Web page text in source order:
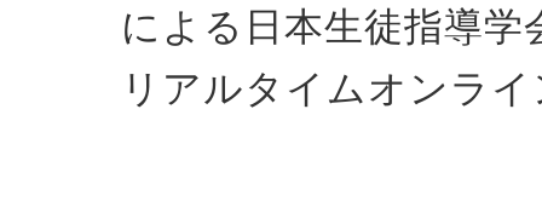
による日本生徒指導
リアルタイムオンラ